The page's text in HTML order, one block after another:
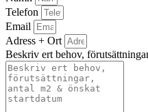
Telefon
Email
Adress + Ort
Beskriv ert behov,